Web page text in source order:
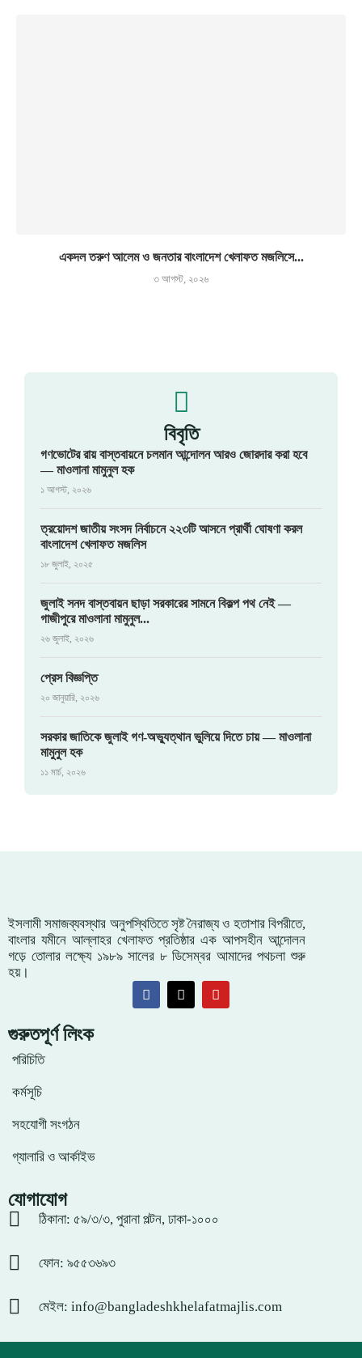
একদল তরুণ আলেম ও জনতার বাংলাদেশ খেলাফত মজলিসে...
৩ আগস্ট, ২০২৬
বিবৃতি
গণভোটের রায় বাস্তবায়নে চলমান আন্দোলন আরও জোরদার করা হবে
— মাওলানা মামুনুল হক
১ আগস্ট, ২০২৬
ত্রয়োদশ জাতীয় সংসদ নির্বাচনে ২২৩টি আসনে প্রার্থী ঘোষণা করল
বাংলাদেশ খেলাফত মজলিস
১৮ জুলাই, ২০২৫
জুলাই সনদ বাস্তবায়ন ছাড়া সরকারের সামনে বিকল্প পথ নেই —
গাজীপুরে মাওলানা মামুনুল...
২৬ জুলাই, ২০২৬
প্রেস বিজ্ঞপ্তি
২০ জানুয়ারি, ২০২৬
সরকার জাতিকে জুলাই গণ-অভ্যুত্থান ভুলিয়ে দিতে চায় — মাওলানা
মামুনুল হক
১১ মার্চ, ২০২৬
ইসলামী সমাজব্যবস্থার অনুপস্থিতিতে সৃষ্ট নৈরাজ্য ও হতাশার বিপরীতে,
বাংলার যমীনে আল্লাহর খেলাফত প্রতিষ্ঠার এক আপসহীন আন্দোলন
গড়ে তোলার লক্ষ্যে ১৯৮৯ সালের ৮ ডিসেম্বর আমাদের পথচলা শুরু
হয়।
গুরুতপূর্ণ লিংক
পরিচিতি
কর্মসূচি
সহযোগী সংগঠন
গ্যালারি ও আর্কাইভ
যোগাযোগ
ঠিকানা: ৫৯/৩/৩, পুরানা পল্টন, ঢাকা-১০০০
ফোন: ৯৫৫৩৬৯৩
মেইল: info@bangladeshkhelafatmajlis.com